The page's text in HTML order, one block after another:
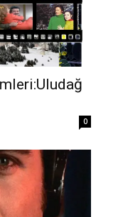
0